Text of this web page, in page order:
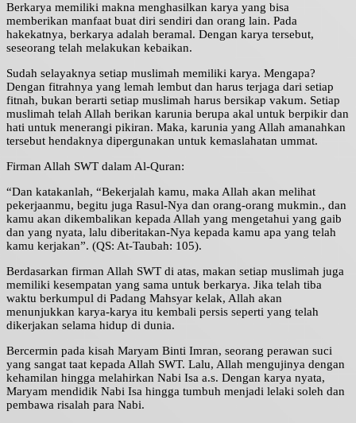
Berkarya memiliki makna menghasilkan karya yang bisa
memberikan manfaat buat diri sendiri dan orang lain. Pada
hakekatnya, berkarya adalah beramal. Dengan karya tersebut,
seseorang telah melakukan kebaikan.
Sudah selayaknya setiap muslimah memiliki karya. Mengapa?
Dengan fitrahnya yang lemah lembut dan harus terjaga dari setiap
fitnah, bukan berarti setiap muslimah harus bersikap vakum. Setiap
muslimah telah Allah berikan karunia berupa akal untuk berpikir dan
hati untuk menerangi pikiran. Maka, karunia yang Allah amanahkan
tersebut hendaknya dipergunakan untuk kemaslahatan ummat.
Firman Allah SWT dalam Al-Quran:
“Dan katakanlah, “Bekerjalah kamu, maka Allah akan melihat
pekerjaanmu, begitu juga Rasul-Nya dan orang-orang mukmin., dan
kamu akan dikembalikan kepada Allah yang mengetahui yang gaib
dan yang nyata, lalu diberitakan-Nya kepada kamu apa yang telah
kamu kerjakan”. (QS: At-Taubah: 105).
Berdasarkan firman Allah SWT di atas, makan setiap muslimah juga
memiliki kesempatan yang sama untuk berkarya. Jika telah tiba
waktu berkumpul di Padang Mahsyar kelak, Allah akan
menunjukkan karya-karya itu kembali persis seperti yang telah
dikerjakan selama hidup di dunia.
Bercermin pada kisah Maryam Binti Imran, seorang perawan suci
yang sangat taat kepada Allah SWT. Lalu, Allah mengujinya dengan
kehamilan hingga melahirkan Nabi Isa a.s. Dengan karya nyata,
Maryam mendidik Nabi Isa hingga tumbuh menjadi lelaki soleh dan
pembawa risalah para Nabi.